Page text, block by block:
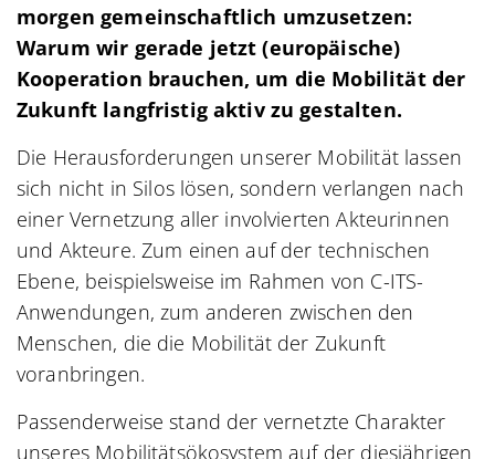
morgen gemeinschaftlich umzusetzen:
Warum wir gerade jetzt (europäische)
Kooperation brauchen, um die Mobilität der
Zukunft langfristig aktiv zu gestalten.
Die Herausforderungen unserer Mobilität lassen
sich nicht in Silos lösen, sondern verlangen nach
einer Vernetzung aller involvierten Akteurinnen
und Akteure. Zum einen auf der technischen
Ebene, beispielsweise im Rahmen von C-ITS-
Anwendungen, zum anderen zwischen den
Menschen, die die Mobilität der Zukunft
voranbringen.
Passenderweise stand der vernetzte Charakter
unseres Mobilitätsökosystem auf der diesjährigen